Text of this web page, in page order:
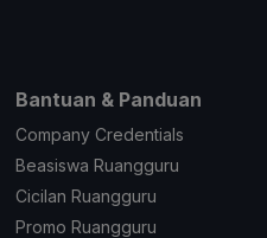
Bantuan & Panduan
Company Credentials
Beasiswa Ruangguru
Cicilan Ruangguru
Promo Ruangguru